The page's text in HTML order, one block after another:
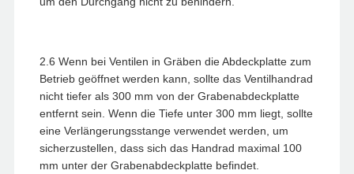
2.6 Wenn bei Ventilen in Gräben die Abdeckplatte zum
Betrieb geöffnet werden kann, sollte das Ventilhandrad
nicht tiefer als 300 mm von der Grabenabdeckplatte
entfernt sein. Wenn die Tiefe unter 300 mm liegt, sollte
eine Verlängerungsstange verwendet werden, um
sicherzustellen, dass sich das Handrad maximal 100
mm unter der Grabenabdeckplatte befindet.